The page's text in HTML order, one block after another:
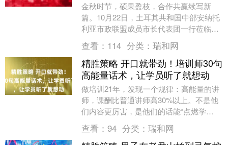
金秋时节，硕果盈枝，合作共赢续写新
篇。10月22日，土耳其共和国中部安纳托
利亚市政联盟成员市长代表团一行莅临劲
旅环境（001230）进行深度考察与交流。
劲旅环境....
查看： 114 分类： 瑞和网
精胜策略 开口就带劲！培训师30句
高能量话术，让学员听了就想动
做培训21年，发现一个规律：高能量的讲
师，课酬比普通讲师高30%以上。不是他
们内容更厉害，是他们的话能“点燃学
员”——学员听了想动笔记、想开口说、想
课后立刻落地....
查看： 94 分类： 瑞和网